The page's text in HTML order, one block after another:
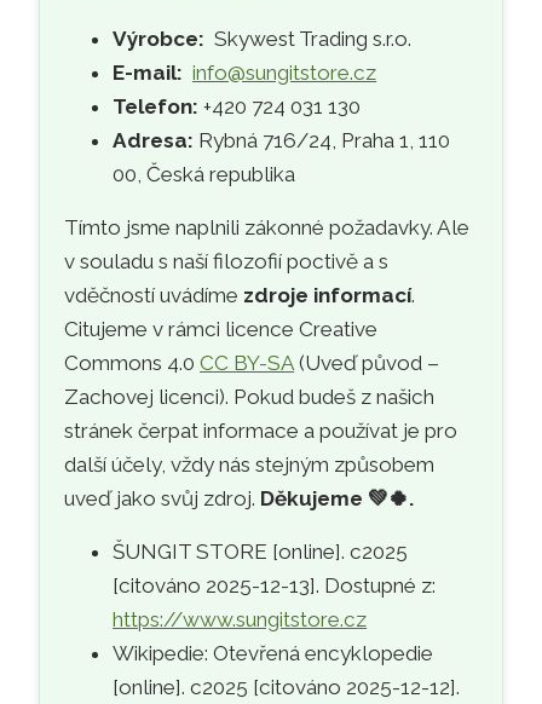
Výrobce:Skywest Trading s.r.o.
E-mail:info@sungitstore.cz
Telefon:+420 724 031 130
Adresa: Rybná 716/24, Praha 1, 110
00, Česká republika
Tímto jsme naplnili zákonné požadavky. Ale
v souladu s naší filozofií poctivě a s
vděčností uvádíme zdroje informací.
Citujeme v rámci licence Creative
Commons 4.0CC BY-SA(Uveď původ –
Zachovej licenci). Pokud budeš z našich
stránek čerpat informace a používat je pro
další účely, vždy nás stejným způsobem
uveď jako svůj zdroj. Děkujeme 💚🍀.
ŠUNGIT STORE [online]. c2025
[citováno 2025-12-13]. Dostupné z:
https://www.sungitstore.cz
Wikipedie: Otevřená encyklopedie
[online]. c2025 [citováno 2025-12-12].